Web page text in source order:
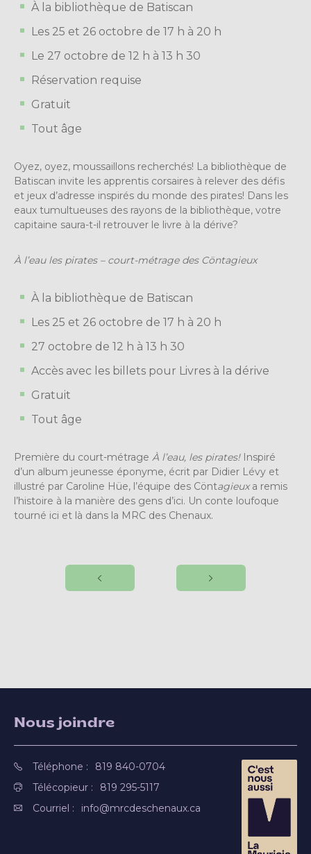
À la bibliothèque de Batiscan
Les 25 et 26 octobre de 17 h à 20 h
Le 27 octobre de 12 h à 13 h 30
Réservation requise
Gratuit
Tout âge
Oyez, oyez, moussaillons recherchés! La bibliothèque de
Batiscan invite les apprentis corsaires à relever des défis
et jeux d’adresse inspirés du monde des pirates! Dans les
eaux tumultueuses des rayons de la bibliothèque, votre
capitaine saura-t-il retrouver le livre à la dérive?
À l’eau les pirates – court-métrage des Cöntagieux
À la bibliothèque de Batiscan
Les 25 et 26 octobre de 17 h à 20 h
27 octobre de 12 h à 13 h 30
Accès avec les billets pour Livres à la dérive
Gratuit
Tout âge
Première du court-métrage À l’eau, les pirates!Inspiré
d’un album jeunesse éponyme, écrit par Didier Lévy et
illustré par Caroline Hüe, l’équipe des Cöntagieuxa remis
l’histoire à la manière des gens d’ici. Un conte loufoque
tourné ici et là dans la MRC des Chenaux.
Nous joindre
Téléphone :
819 840-0704
Télécopieur :
819 295-5117
Courriel :
info@mrcdeschenaux.ca